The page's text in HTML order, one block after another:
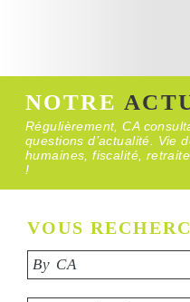
NOTRE
Régulièrement, CA
questions d’actualité. Vie
humaines, fiscalité,
!
VOUS
By CA